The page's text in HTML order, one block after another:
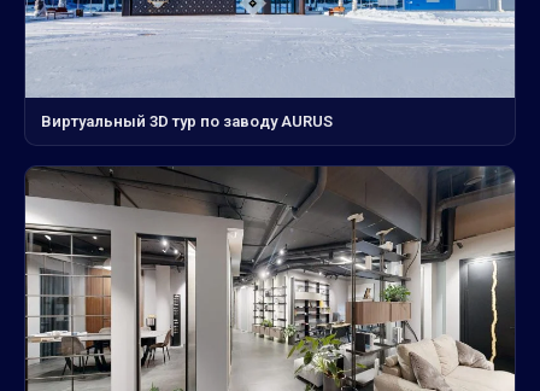
Виртуальный 3D тур по заводу AURUS